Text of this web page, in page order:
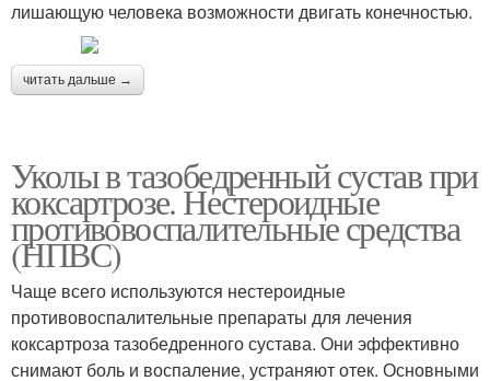
лишающую человека возможности двигать конечностью.
читать дальше →
Уколы в тазобедренный сустав при
коксартрозе. Нестероидные
противовоспалительные средства
(НПВС)
Чаще всего используются нестероидные
противовоспалительные препараты для лечения
коксартроза тазобедренного сустава. Они эффективно
снимают боль и воспаление, устраняют отек. Основными